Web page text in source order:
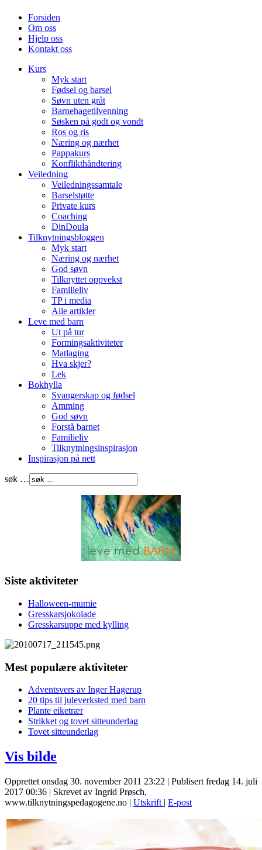
Forsiden
Om oss
Hjelp oss
Kontakt oss
Kurs
Myk start
Fødsel og barsel
Søvn uten gråt
Barnehagetilvenning
Søsken på godt og vondt
Ros og ris
Næring og nærhet
Pappakurs
Konflikthåndtering
Veiledning
Veiledningssamtale
Barselstøtte
Private kurs
Coaching
DinDoula
Tilknytningsbloggen
Myk start
Næring og nærhet
God søvn
Tilknyttet oppvekst
Familieliv
TP i media
Alle artikler
Leve med barn
Ut på tur
Formingsaktiviteter
Matlaging
Hva skjer?
Lek
Bokhylla
Svangerskap og fødsel
Amming
God søvn
Forstå barnet
Familieliv
Tilknytningsinspirasjon
Inspirasjon på nett
søk …
Siste aktiviteter
Halloween-mumie
Gresskarsjokolade
Gresskarsuppe med kylling
Mest populære aktiviteter
Adventsvers av Inger Hagerup
20 tips til juleverksted med barn
Plante eiketrær
Strikket og tovet sitteunderlag
Tovet sitteunderlag
Vis bilde
Opprettet onsdag 30. november 2011 23:22 | Publisert fredag 14. juli
2017 00:36 | Skrevet av Ingrid Prøsch,
www.tilknytningspedagogene.no | Utskrift | E-post